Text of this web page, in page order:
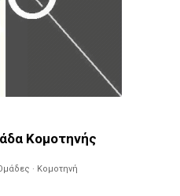
Κομοτηνής
· Κομοτηνή